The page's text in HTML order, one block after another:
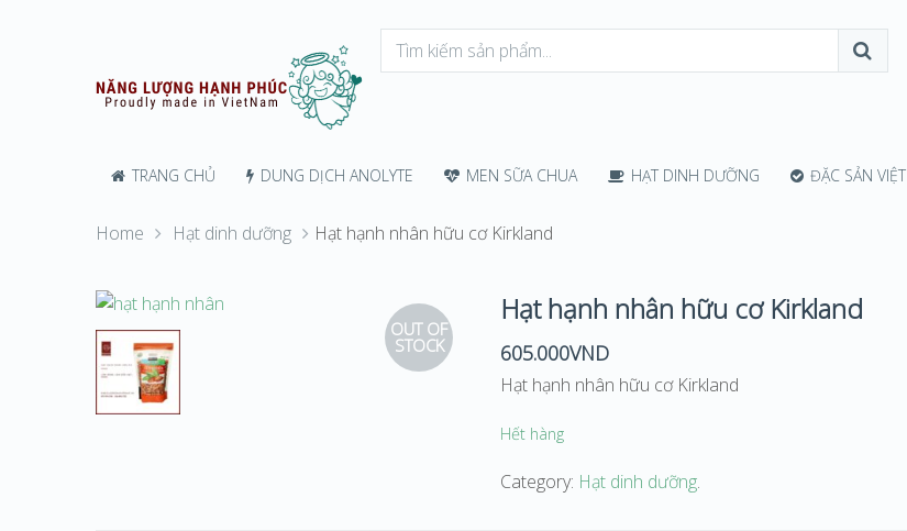
TRANG CHỦ DUNG DỊCH ANOLYTE MEN SỮA CHUA HẠT DINH DƯỠNG ĐẶC SẢN VIỆT
Home Hạt dinh dưỡng Hạt hạnh nhân hữu cơ Kirkland
OUT OF
STOCK
Hạt hạnh nhân hữu cơ Kirkland
605.000VND
Hạt hạnh nhân hữu cơ Kirkland
Hết hàng
Category: Hạt dinh dưỡng.